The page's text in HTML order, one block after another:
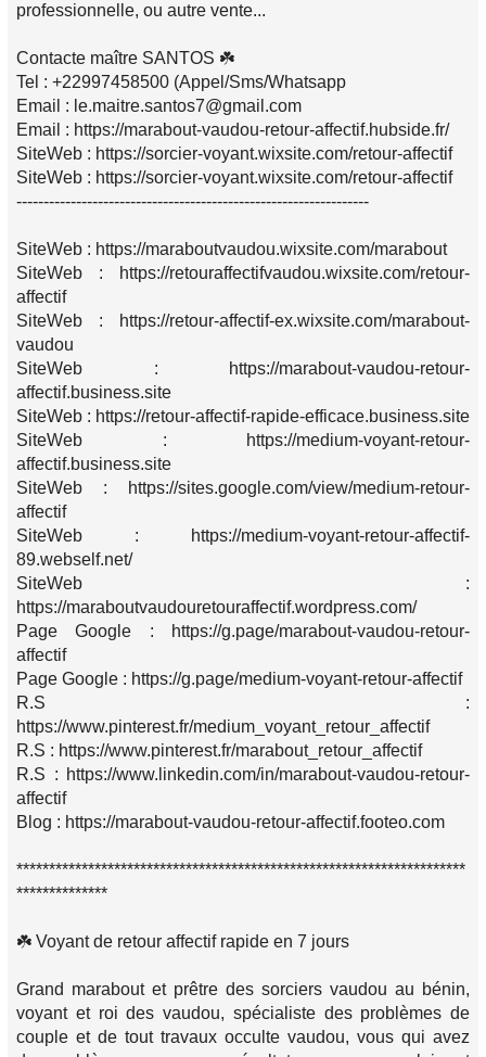
professionnelle, ou autre vente...
Contacte maître SANTOS ☘️
Tel : +22997458500 (Appel/Sms/Whatsapp
Email : le.maitre.santos7@gmail.com
Email : https://marabout-vaudou-retour-affectif.hubside.fr/
SiteWeb : https://sorcier-voyant.wixsite.com/retour-affectif
SiteWeb : https://sorcier-voyant.wixsite.com/retour-affectif
-----------------------------------------------------------------
SiteWeb : https://maraboutvaudou.wixsite.com/marabout
SiteWeb : https://retouraffectifvaudou.wixsite.com/retour-
affectif
SiteWeb : https://retour-affectif-ex.wixsite.com/marabout-
vaudou
SiteWeb : https://marabout-vaudou-retour-
affectif.business.site
SiteWeb : https://retour-affectif-rapide-efficace.business.site
SiteWeb : https://medium-voyant-retour-
affectif.business.site
SiteWeb : https://sites.google.com/view/medium-retour-
affectif
SiteWeb : https://medium-voyant-retour-affectif-
89.webself.net/
SiteWeb :
https://maraboutvaudouretouraffectif.wordpress.com/
Page Google : https://g.page/marabout-vaudou-retour-
affectif
Page Google : https://g.page/medium-voyant-retour-affectif
R.S :
https://www.pinterest.fr/medium_voyant_retour_affectif
R.S : https://www.pinterest.fr/marabout_retour_affectif
R.S : https://www.linkedin.com/in/marabout-vaudou-retour-
affectif
Blog : https://marabout-vaudou-retour-affectif.footeo.com
*********************************************************************
**************
☘️ Voyant de retour affectif rapide en 7 jours
Grand marabout et prêtre des sorciers vaudou au bénin,
voyant et roi des vaudou, spécialiste des problèmes de
couple et de tout travaux occulte vaudou, vous qui avez